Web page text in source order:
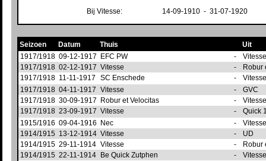
Bij Vitesse:
14-09-1910 - 31-07-1920
Seizoen Datum Thuis
Uit
1917/1918 09-12-1917 EFC PW -
1917/1918 02-12-1917 Vitesse -
Robur
1917/1918 11-11-1917 SC Enschede -
1917/1918 04-11-1917 Vitesse -
GVC
1917/1918 30-09-1917 Robur et Velocitas -
1917/1918 23-09-1917 Vitesse -
Quick
1915/1916 09-04-1916 Nec -
1914/1915 13-12-1914 Vitesse -
UD
1914/1915 29-11-1914 Vitesse -
Robur
1914/1915 22-11-1914 Be Quick Zutphen -